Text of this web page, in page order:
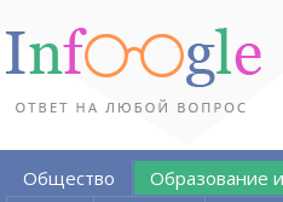
Общество Образование